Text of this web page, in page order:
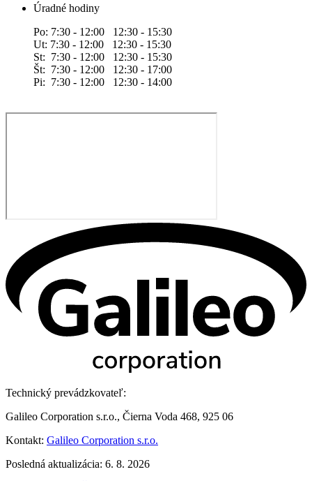
Úradné hodiny
Po: 7:30 - 12:00 12:30 - 15:30
Ut: 7:30 - 12:00 12:30 - 15:30
St: 7:30 - 12:00 12:30 - 15:30
Št: 7:30 - 12:00 12:30 - 17:00
Pi: 7:30 - 12:00 12:30 - 14:00
Technický prevádzkovateľ:
Galileo Corporation s.r.o., Čierna Voda 468, 925 06
Kontakt: Galileo Corporation s.r.o.
Posledná aktualizácia: 6. 8. 2026